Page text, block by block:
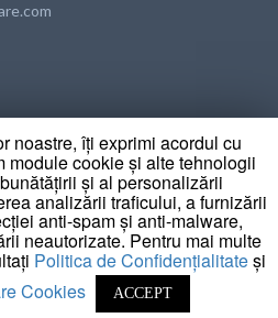
noastre, îți exprimi acordul cu
module cookie și alte tehnologii
și al personalizării
analizării traficului, a furnizării
anti-spam și anti-malware,
neautorizate. Pentru mai multe
Politica de Confidențialitateși
Cookies
ACCEPT